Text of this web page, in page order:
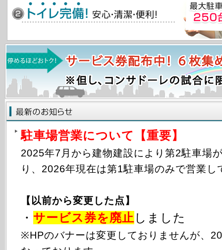
駐車場営業について【重要】
2025年7月から建物建設により第2駐車場
り、2026年現在は第1駐車場のみで営業し
【以前から変更した点】
・ サービス券を廃止 しました
※HPのバナーは変更しておりませんが、